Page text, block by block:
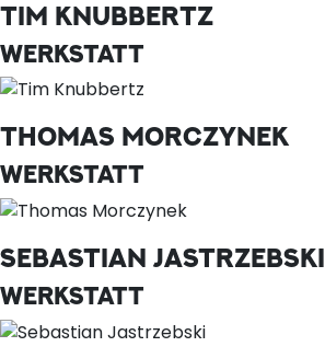
TIM KNUBBERTZ
WERKSTATT
THOMAS MORCZYNEK
WERKSTATT
SEBASTIAN JASTRZEBSKI
WERKSTATT